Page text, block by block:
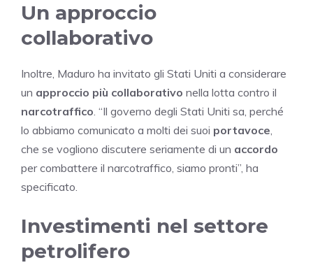
Un approccio
collaborativo
Inoltre, Maduro ha invitato gli Stati Uniti a considerare
un approccio più collaborativo nella lotta contro il
narcotraffico. “Il governo degli Stati Uniti sa, perché
lo abbiamo comunicato a molti dei suoi portavoce,
che se vogliono discutere seriamente di un accordo
per combattere il narcotraffico, siamo pronti”, ha
specificato.
Investimenti nel settore
petrolifero